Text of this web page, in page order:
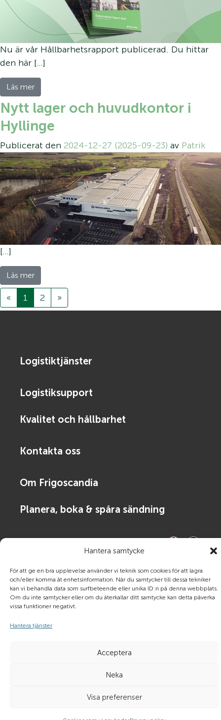
Hantera samtycke
För att ge en bra upplevelse använder vi teknik som cookies för att lagra
och/eller komma åt enhetsinformation. När du samtycker till dessa tekniker
kan vi behandla data som surfbeteende eller unika ID:n på denna webbplats.
Om du inte samtycker eller om du återkallar ditt samtycke kan detta påverka
vissa funktioner negativt.
Hantera tjänster
Acceptera
Neka
Visa preferenser
Nu är vår Hållbarhetsrapport publicerad. Du hittar
den här […]
Läs mer
Nytt lager och huvudkontor i
Hyllinge
Publicerat den 2024-12-27 (2025-09-23) av Patrik
[…]
Läs mer
«Previous
1 2 »Next
Logistiktjänster
Logistiksupport
Kvalitet och hållbarhet
Kontakta oss
Om Frigoscandia
Planera, boka & spåra sändning
© Frigoscandia 2021 |